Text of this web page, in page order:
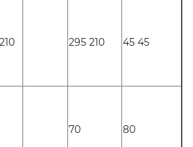
295 210 45 45
70 80